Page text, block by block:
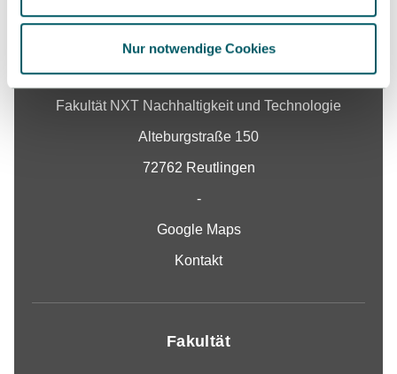
Nur notwendige Cookies
Hochschule Reutlingen
Fakultät NXT Nachhaltigkeit und Technologie
Alteburgstraße 150
72762 Reutlingen
-
Google Maps
Kontakt
Fakultät